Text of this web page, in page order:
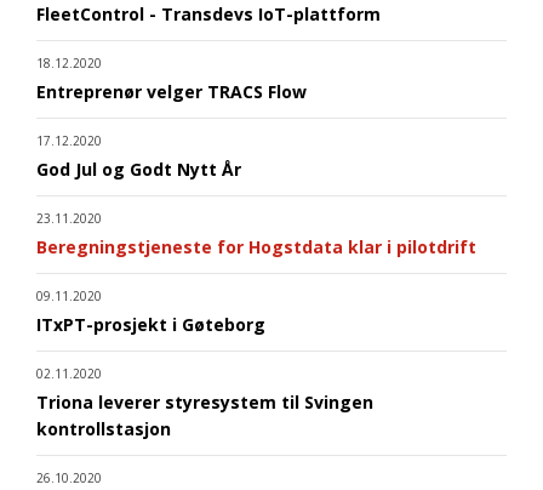
FleetControl - Transdevs IoT-plattform
18.12.2020
Entreprenør velger TRACS Flow
17.12.2020
God Jul og Godt Nytt År
23.11.2020
Beregningstjeneste for Hogstdata klar i pilotdrift
09.11.2020
ITxPT-prosjekt i Gøteborg
02.11.2020
Triona leverer styresystem til Svingen
kontrollstasjon
26.10.2020